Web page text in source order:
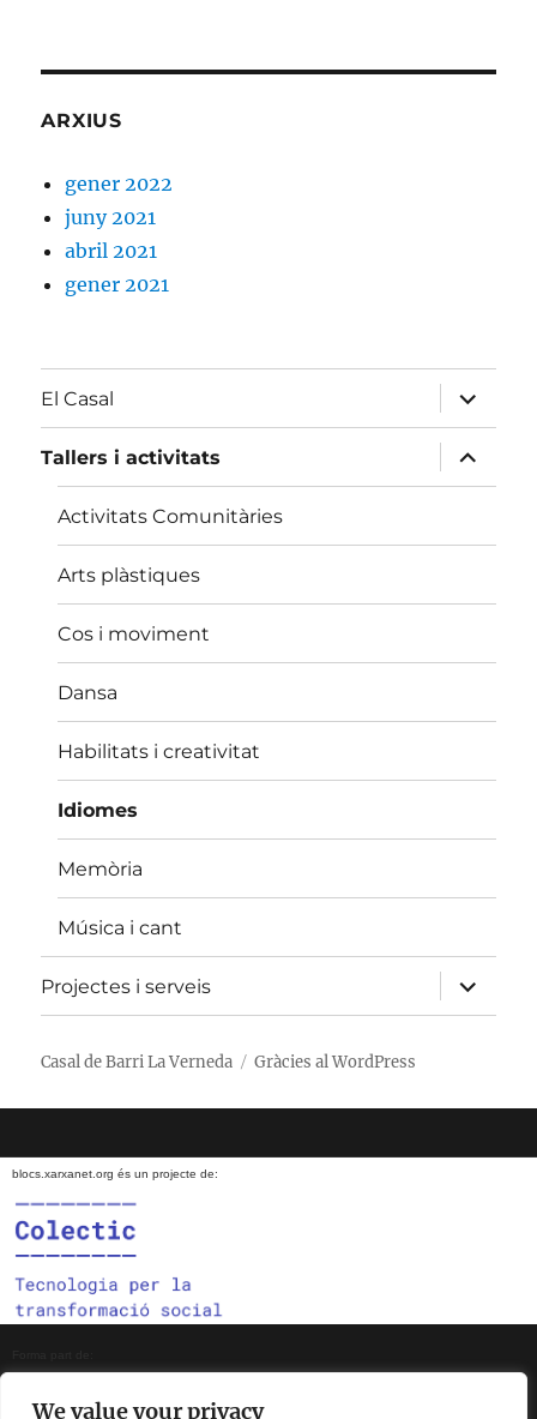
We value your privacy
ARXIUS
gener 2022
juny 2021
abril 2021
gener 2021
El Casal
amplia
el
menú
fill
Tallers i activitats
amplia
el
menú
Activitats Comunitàries
Arts plàstiques
Cos i moviment
Dansa
Habilitats i creativitat
Idiomes
Memòria
Música i cant
Projectes i serveis
amplia
el
menú
Casal de Barri La Verneda Gràcies al WordPress
blocs.xarxanet.org és un projecte de: